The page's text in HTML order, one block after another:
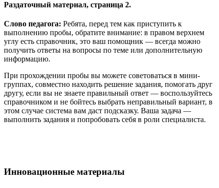
Раздаточный материал, страница 2.
Слово педагога: Ребята, перед тем как приступить к
выполнению пробы, обратите внимание: в правом верхнем
углу есть справочник, это ваш помощник — всегда можно
получить ответы на вопросы по теме или дополнительную
информацию.
При прохождении пробы вы можете советоваться в мини-
группах, совместно находить решение задания, помогать друг
другу, если вы не знаете правильный ответ — воспользуйтесь
справочником и не бойтесь выбрать неправильный вариант, в
этом случае система вам даст подсказку. Ваша задача —
выполнить задания и попробовать себя в роли специалиста.
Инновационные материалы